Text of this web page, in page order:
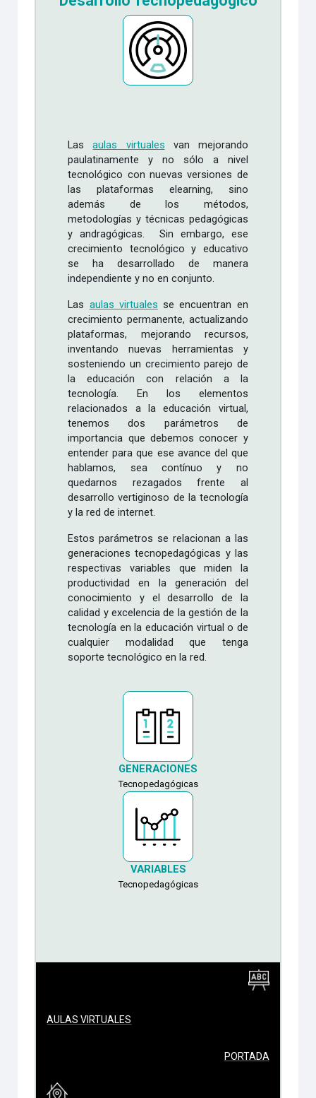
Lasaulas virtuales van mejorando
paulatinamente y no sólo a nivel
tecnológico con nuevas versiones de
las plataformas elearning, sino
además de los métodos,
metodologías y técnicas pedagógicas
y andragógicas. Sin embargo, ese
crecimiento tecnológico y educativo
se ha desarrollado de manera
independiente y no en conjunto.
Las aulas virtuales se encuentran en
crecimiento permanente, actualizando
plataformas, mejorando recursos,
inventando nuevas herramientas y
sosteniendo un crecimiento parejo de
la educación con relación a la
tecnología. En los elementos
relacionados a la educación virtual,
tenemos dos parámetros de
importancia que debemos conocer y
entender para que ese avance del que
hablamos, sea contínuo y no
quedarnos rezagados frente al
desarrollo vertiginoso de la tecnología
y la red de internet.
Estos parámetros se relacionan a las
generaciones tecnopedagógicas y las
respectivas variables que miden la
productividad en la generación del
conocimiento y el desarrollo de la
calidad y excelencia de la gestión de la
tecnología en la educación virtual o de
cualquier modalidad que tenga
soporte tecnológico en la red.
GENERACIONES
Tecnopedagógicas
VARIABLES
Tecnopedagógicas
AULAS VIRTUALES
PORTADA